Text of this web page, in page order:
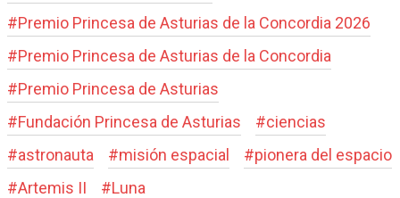
#Premio Princesa de Asturias de la Concordia 2026
#Premio Princesa de Asturias de la Concordia
#Premio Princesa de Asturias
#Fundación Princesa de Asturias #ciencias
#astronauta #misión espacial #pionera del espacio
#Artemis II #Luna